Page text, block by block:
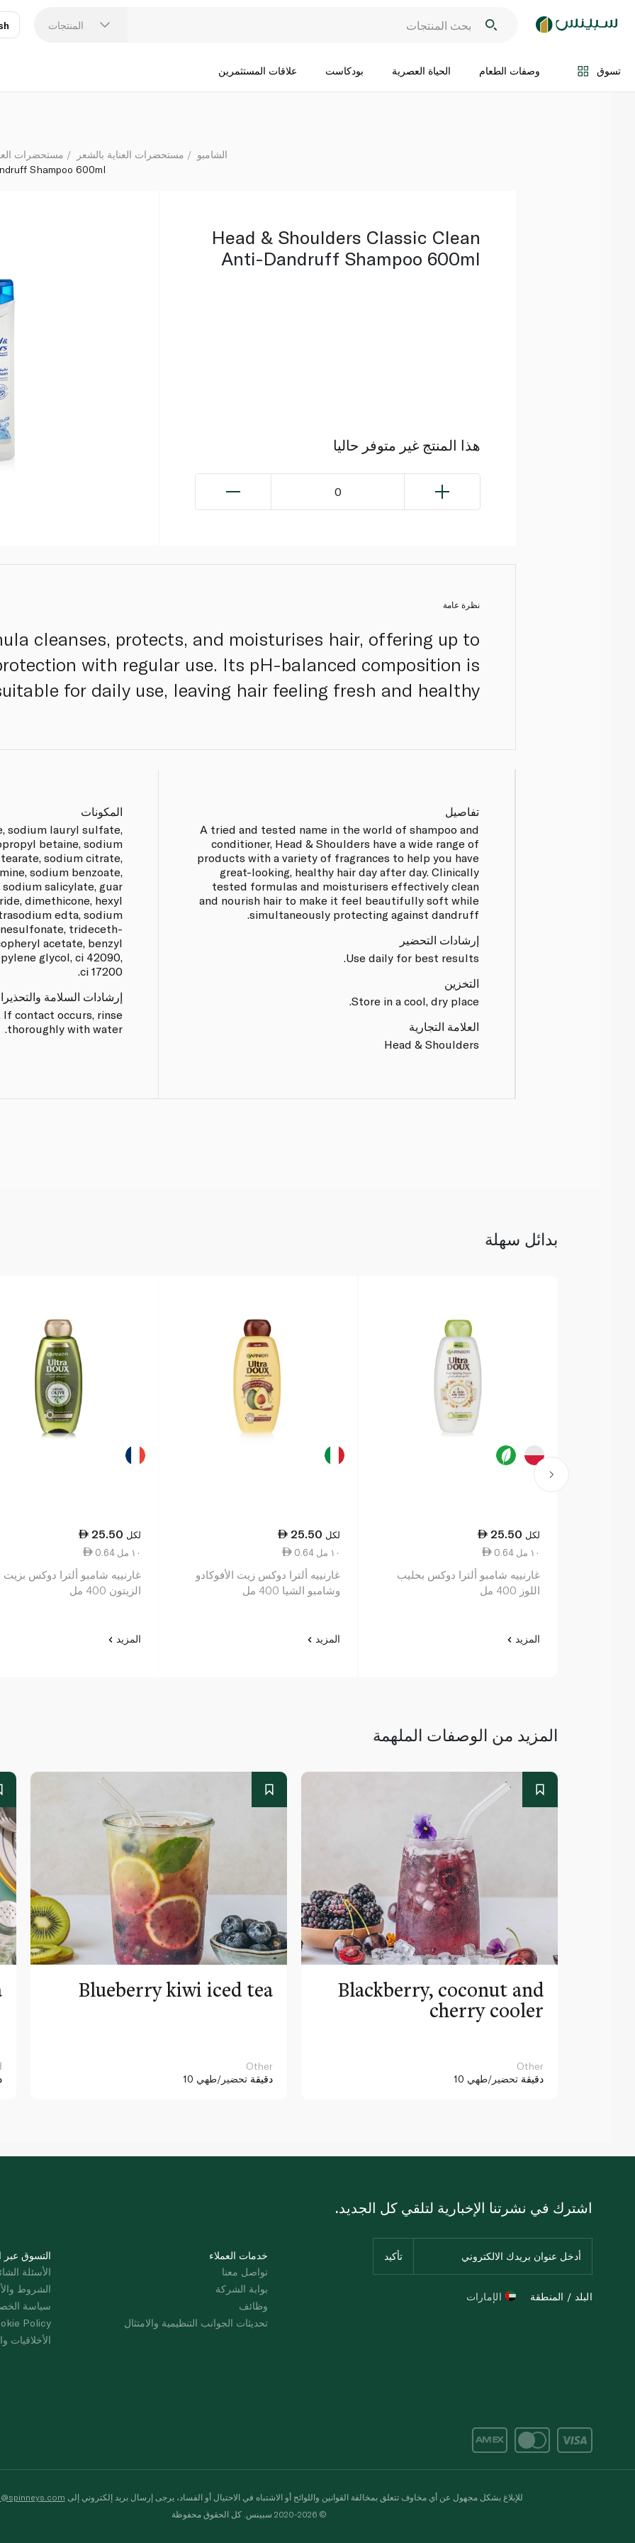
المنتجات
تسوق وصفات الطعام الحياة العصرية بودكاست علاقات المستثمرين
600ml
اضف الى السلة
مستحضرات مستحضرات العناية بالشعر
الشامبو
Shampoo 600ml
Head & Shoulders Classic Clean
Anti-Dandruff Shampoo 600ml
هذا المنتج غير متوفر حاليا
0
نظرة عامة
cleanses, protects, and moisturises hair, offering up to
with regular use. Its pH-balanced composition is
for daily use, leaving hair feeling fresh and healthy.
تفاصيل
A tried and tested name in the world of shampoo and
conditioner, Head & Shoulders have a wide range of
products with a variety of fragrances to help you have
great-looking, healthy hair day after day. Clinically
tested formulas and moisturisers effectively clean
and nourish hair to make it feel beautifully soft while
simultaneously protecting against dandruff.
إرشادات التحضير
Use daily for best results.
التخزين
Store in a cool, dry place.
العلامة التجارية
Head & Shoulders
المكونات
sodium lauryl sulfate,
betaine, sodium
sodium citrate,
sodium benzoate,
salicylate, guar
dimethicone, hexyl
edta, sodium
trideceth-
acetate, benzyl
glycol, ci 42090,
ci 17200.
إرشادات السلامة
contact occurs, rinse
thoroughly with water.
بدائل سهلة
25.50 لكل
0.64 ١٠ مل
غارنييه شامبو ألترا دوكس بحليب
اللوز 400 مل
المزيد
25.50 لكل
0.64 ١٠ مل
غارنييه ألترا دوكس زيت الأفوكادو
وشامبو الشيا 400 مل
المزيد
25.50 لكل
0.64 ١٠ مل
غارنييه شامبو ألترا دوكس بزيت
الزيتون 400 مل
المزيد
المزيد من الوصفات الملهمة
Blueberry kiwi iced tea
Other
10 دقيقة تحضير/طهي
Blackberry, coconut and
cherry cooler
Other
10 دقيقة تحضير/طهي
التسوق عبر
الأسئلة
الشروط
سياسة
Policy
الأخلاقيات
خدمات العملاء
تواصل معنا
بوابة الشركة
وظائف
تحديثات الجوانب التنظيمية والامتثال
اشترك في نشرتنا الإخبارية لتلقي كل الجديد.
البلد / المنطقة الإمارات
للإبلاغ بشكل مجهول عن أي مخاوف تتعلق بمخالفة القوانين واللوائح أو الاشتباه في الاحتيال أو الفساد، يرجى إرسال بريد إلكتروني إلى
© 2020-2026 سبينس. كل الحقوق محفوظة